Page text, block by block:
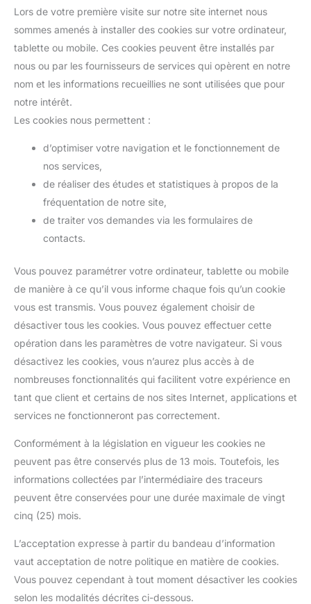
Lors de votre première visite sur notre site internet nous
sommes amenés à installer des cookies sur votre ordinateur,
tablette ou mobile. Ces cookies peuvent être installés par
nous ou par les fournisseurs de services qui opèrent en notre
nom et les informations recueillies ne sont utilisées que pour
notre intérêt.
Les cookies nous permettent :
d’optimiser votre navigation et le fonctionnement de
nos services,
de réaliser des études et statistiques à propos de la
fréquentation de notre site,
de traiter vos demandes via les formulaires de
contacts.
Vous pouvez paramétrer votre ordinateur, tablette ou mobile
de manière à ce qu’il vous informe chaque fois qu’un cookie
vous est transmis. Vous pouvez également choisir de
désactiver tous les cookies. Vous pouvez effectuer cette
opération dans les paramètres de votre navigateur. Si vous
désactivez les cookies, vous n’aurez plus accès à de
nombreuses fonctionnalités qui facilitent votre expérience en
tant que client et certains de nos sites Internet, applications et
services ne fonctionneront pas correctement.
Conformément à la législation en vigueur les cookies ne
peuvent pas être conservés plus de 13 mois. Toutefois, les
informations collectées par l’intermédiaire des traceurs
peuvent être conservées pour une durée maximale de vingt
cinq (25) mois.
L’acceptation expresse à partir du bandeau d’information
vaut acceptation de notre politique en matière de cookies.
Vous pouvez cependant à tout moment désactiver les cookies
selon les modalités décrites ci-dessous.